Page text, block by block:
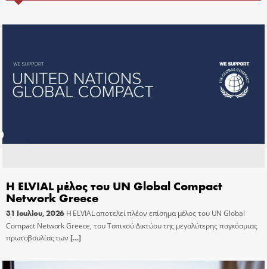
Η ELVIAL μέλος του UN Global Compact
Network Greece
31 Ιουλίου, 2026 Η ELVIAL αποτελεί πλέον επίσημα μέλος του UN Global
Compact Network Greece, του Τοπικού Δικτύου της μεγαλύτερης παγκόσμιας
πρωτοβουλίας των […]